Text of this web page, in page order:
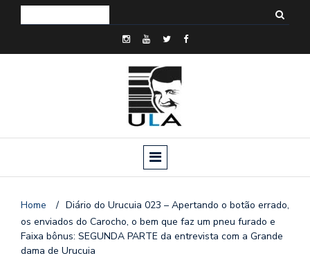
Home / Diário do Urucuia 023 – Apertando o botão errado,
os enviados do Carocho, o bem que faz um pneu furado e
Faixa bônus: SEGUNDA PARTE da entrevista com a Grande
dama de Urucuia